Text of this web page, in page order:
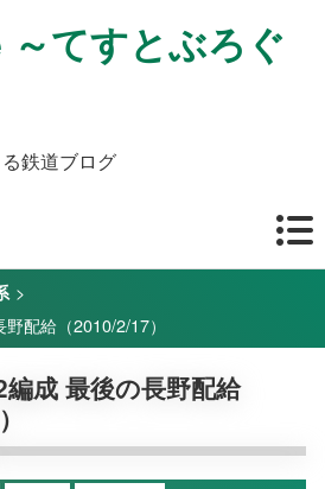
てすとぶろぐ
鉄道ブログ
>
配給（2010/2/17）
成 最後の長野配給